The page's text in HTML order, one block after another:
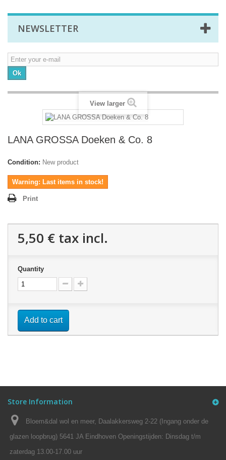
NEWSLETTER
Ok
View larger
LANA GROSSA Doeken & Co. 8
Condition: New product
Warning: Last items in stock!
Print
5,50 € tax incl.
Quantity
Add to cart
Store Information
Bloem&dal wol en meer, Daalakkersweg 2-22 (Ingang onder de
glazen loopbrug) 5641 JA Eindhoven Openingstijden: Dinsdag t/m
zaterdag 13.00-17.00 uur